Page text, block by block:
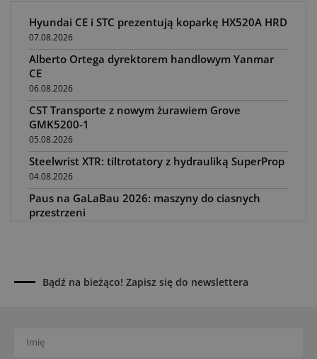
Hyundai CE i STC prezentują koparkę HX520A HRD
07.08.2026
Alberto Ortega dyrektorem handlowym Yanmar
CE
06.08.2026
CST Transporte z nowym żurawiem Grove
GMK5200-1
05.08.2026
Steelwrist XTR: tiltrotatory z hydrauliką SuperProp
04.08.2026
Paus na GaLaBau 2026: maszyny do ciasnych
przestrzeni
02.08.2026
Jeden walec, trzy tryby zagęszczania BOMAG BW
Bądź na bieżąco! Zapisz się do newslettera